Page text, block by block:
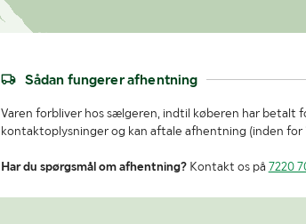
Sådan fungerer afhentning
Varen forbliver hos sælgeren, indtil køberen har betalt
kontaktoplysninger og kan aftale afhentning (inden for
Har du spørgsmål om afhentning?Kontakt os på 7220